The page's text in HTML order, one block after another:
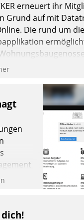
erneuert ihr
Grund auf mit
Die rund um
per Smartphone,
für
und